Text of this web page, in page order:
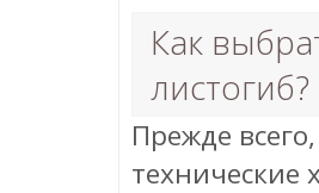
Как
листогиб?
Прежде
технические